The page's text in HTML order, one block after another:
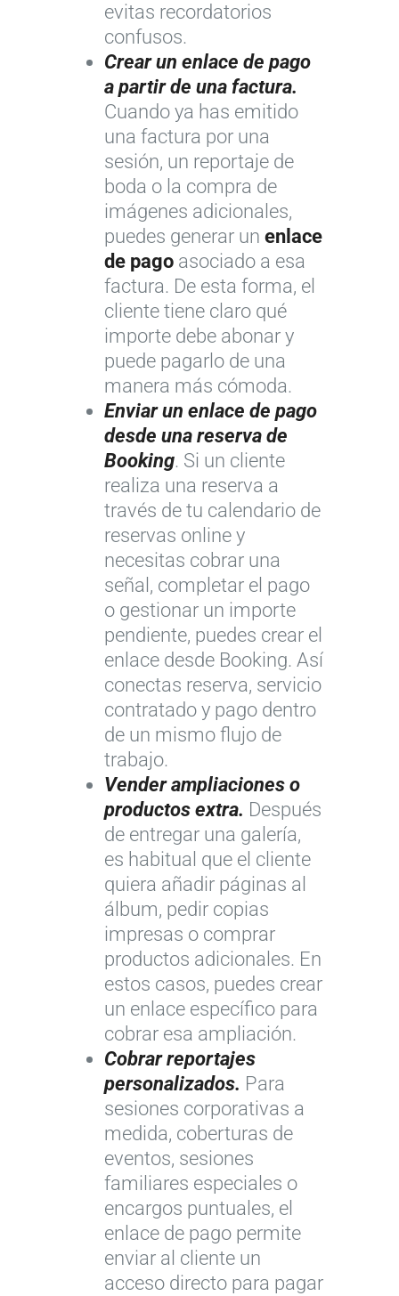
evitas recordatorios
confusos.
Crear un enlace de pago
a partir de una factura.
Cuando ya has emitido
una factura por una
sesión, un reportaje de
boda o la compra de
imágenes adicionales,
puedes generar un enlace
de pago asociado a esa
factura. De esta forma, el
cliente tiene claro qué
importe debe abonar y
puede pagarlo de una
manera más cómoda.
Enviar un enlace de pago
desde una reserva de
Booking. Si un cliente
realiza una reserva a
través de tu calendario de
reservas online y
necesitas cobrar una
señal, completar el pago
o gestionar un importe
pendiente, puedes crear el
enlace desde Booking. Así
conectas reserva, servicio
contratado y pago dentro
de un mismo flujo de
trabajo.
Vender ampliaciones o
productos extra. Después
de entregar una galería,
es habitual que el cliente
quiera añadir páginas al
álbum, pedir copias
impresas o comprar
productos adicionales. En
estos casos, puedes crear
un enlace específico para
cobrar esa ampliación.
Cobrar reportajes
personalizados. Para
sesiones corporativas a
medida, coberturas de
eventos, sesiones
familiares especiales o
encargos puntuales, el
enlace de pago permite
enviar al cliente un
acceso directo para pagar